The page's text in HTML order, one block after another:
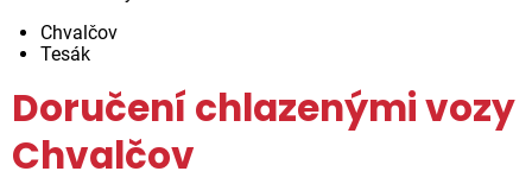
Chvalčov
Tesák
Doručení chlazenými vozy
Chvalčov